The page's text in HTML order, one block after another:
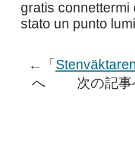
gratis connettermi
stato un punto
←「
へ 次の記事